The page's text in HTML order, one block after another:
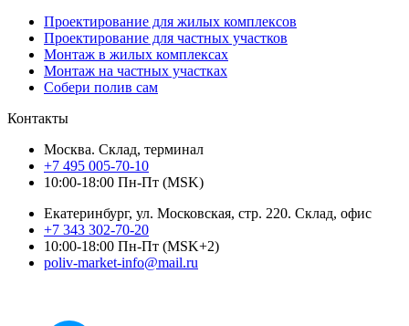
Проектирование для жилых комплексов
Проектирование для частных участков
Монтаж в жилых комплексах
Монтаж на частных участках
Собери полив сам
Контакты
Москва. Склад, терминал
+7 495 005-70-10
10:00-18:00 Пн-Пт (MSK)
Екатеринбург, ул. Московская, стр. 220. Склад, офис
+7 343 302-70-20
10:00-18:00 Пн-Пт (MSK+2)
poliv-market-info@mail.ru